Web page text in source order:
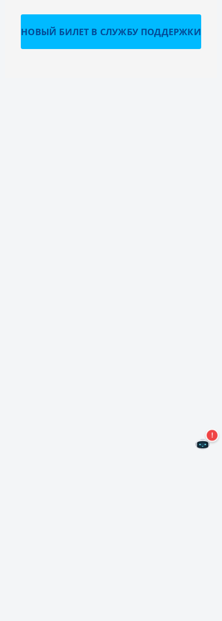
НОВЫЙ БИЛЕТ В СЛУЖБУ ПОДДЕРЖКИ